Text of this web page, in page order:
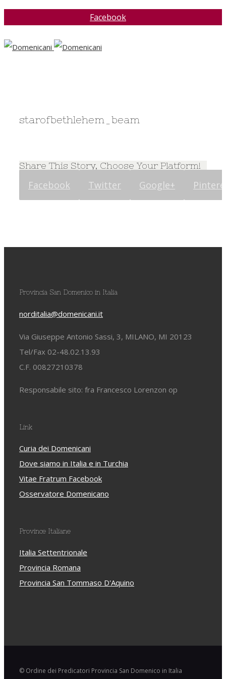
Facebook
starofbethlehem_beam
Share This Story, Choose Your Platform!
Facebook Twitter Google+
Provincia San Domenico in Italia
norditalia@domenicani.it
Via Giuseppe Antonio Sassi, 3, MILANO, MI 20123
Tel/Fax 02-48.02.13.93
C.F. 00827210378
Responsabile sito: fra Francesco Lorenzon op
Link
Curia dei Domenicani
Dove siamo in Italia e in Turchia
Vitae Fratrum Facebook
Osservatore Domenicano
Province Italiane
Italia Settentrionale
Provincia Romana
Provincia San Tommaso D'Aquino
© Ordine dei Predicatori Provincia San Domenico in Italia